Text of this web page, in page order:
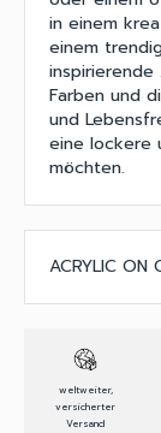
in einem
einem
Farben und
und
eine lockere
möchten.
ACRYLIC ON
weltweiter,
versicherter
Versand